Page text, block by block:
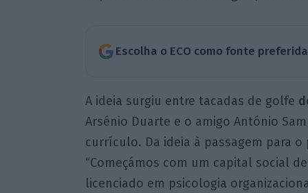
Escolha o ECO como fonte
A ideia surgiu entre tacadas de golfe
Arsénio Duarte e o amigo António
currículo. Da ideia à passagem para
“Começámos com um capital social
licenciado em psicologia